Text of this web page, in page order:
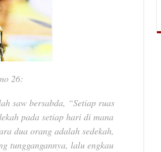
26:
saw bersabda, “Setiap ruas
pada setiap hari di mana
dua orang adalah sedekah,
tunggangannya, lalu engkau